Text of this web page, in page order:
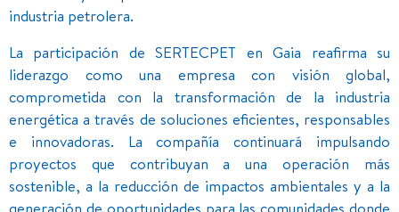
industria petrolera.
La participación de SERTECPET en Gaia reafirma su
liderazgo como una empresa con visión global,
comprometida con la transformación de la industria
energética a través de soluciones eficientes, responsables
e innovadoras. La compañía continuará impulsando
proyectos que contribuyan a una operación más
sostenible, a la reducción de impactos ambientales y a la